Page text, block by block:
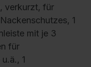
verkurzt, für
1
mit je 3
für
1